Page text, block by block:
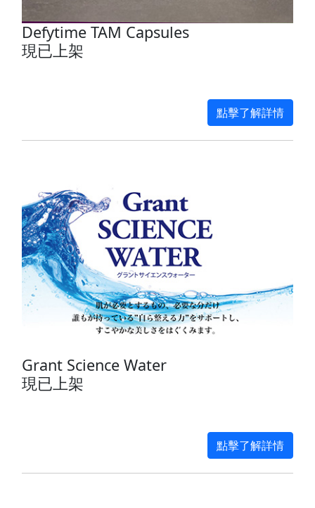
Defytime TAM Capsules
現已上架
點擊了解詳情
Grant Science Water
現已上架
點擊了解詳情